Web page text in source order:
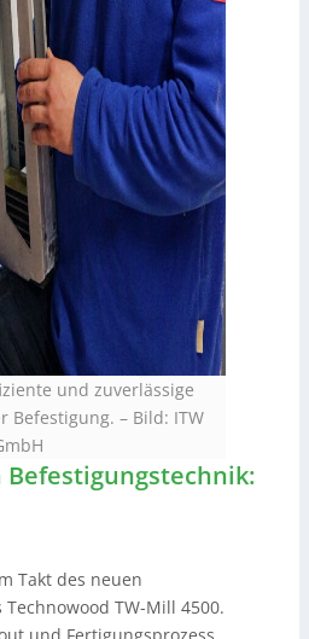
und zuverlässige
Befestigung. – Bild: ITW
Takt des neuen
TW-Mill 4500.